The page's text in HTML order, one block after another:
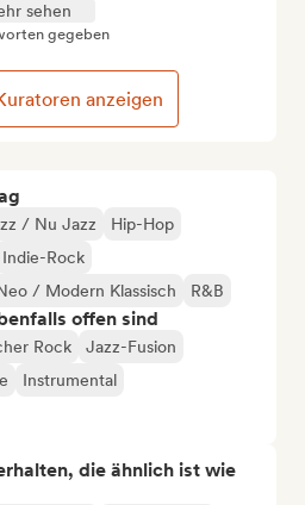
/ Nu Jazz
Hip-Hop
Indie-Rock
/ Modern Klassisch R&B
offen sind
Rock
Jazz-Fusion
Instrumental
die ähnlich ist wie
sehen
gegeben
anzeigen